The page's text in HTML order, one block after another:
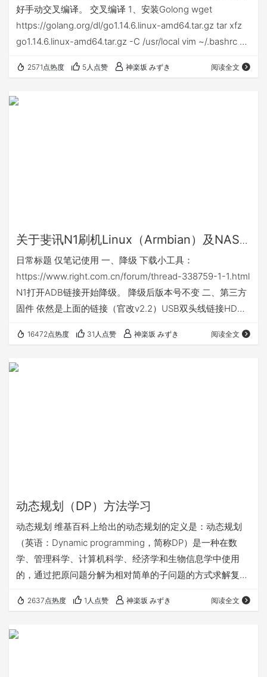
好手动交叉编译。 交叉编译 1、安装Golong wget
https://golang.org/dl/go1.14.6.linux-amd64.tar.gz tar xfz
go1.14.6.linux-amd64.tar.gz -C /usr/local vim ~/.bashrc #
GOROOT=/usr/local/go export PATH=$GOROOT/bin:$…
2571点热度 5人点赞 神楽坂 みずき 阅读全文
关于斐讯N1刷机Linux（Armbian）及NAS
两三事
日常标题 仅笔记使用 一、降级 下载小工具：
https://www.right.com.cn/forum/thread-338759-1-1.html
N1打开ADB链接开始降级。 降级后版本号不变 二、第三方
固件 依然是上面的链接（官改v2.2）USB双头线链接HDMI
任何东西，但是电脑会显示设备已连接）。 打开上面的刷机
议：管理——》设备管理器——》操作——》添加过时硬件
16472点热度 31人点赞 神楽坂 みずき 阅读全文
动态规划（DP）方法学习
动态规划 维基百科上给出的动态规划的定义是：动态规划
（英语：Dynamic programming，简称DP）是一种在数
学、管理科学、计算机科学、经济学和生物信息学中使用
的，通过把原问题分解为相对简单的子问题的方式求解复杂
构性质的问题，动态规划方法所耗时间往往远少于朴素解
个给定问题，我们需要解其不同部分（即子问题），再根据
2637点热度 1人点赞 神楽坂 みずき 阅读全文